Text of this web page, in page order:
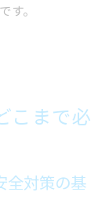
。
こまで必
全対策の基